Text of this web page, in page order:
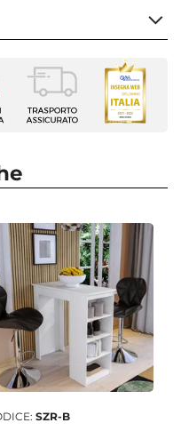
online
sempre sognato:
colori e dimensioni
SZR-B